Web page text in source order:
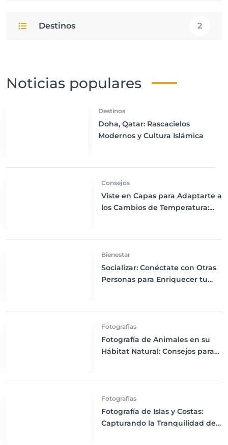
Destinos 2
Noticias populares
Destinos
Doha, Qatar: Rascacielos
Modernos y Cultura Islámica
Consejos
Viste en Capas para Adaptarte a
los Cambios de Temperatura:
Bienestar
Socializar: Conéctate con Otras
Personas para Enriquecer tu
Fotografias
Fotografía de Animales en su
Hábitat Natural: Consejos para
Fotografias
Fotografía de Islas y Costas:
Capturando la Tranquilidad del